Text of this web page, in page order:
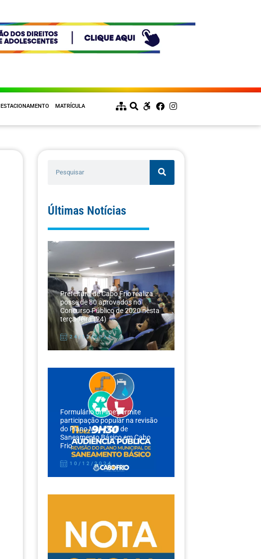
ESTACIONAMENTO MATRÍCULA
Últimas Notícias
Prefeitura de Cabo Frio realiza
posse de 80 aprovados no
Concurso Público de 2020 nesta
terça-feira (24)
24/12/2024
Formulário on-line permite
participação popular na revisão
do Plano Municipal de
Saneamento Básico em Cabo
Frio
10/12/2024